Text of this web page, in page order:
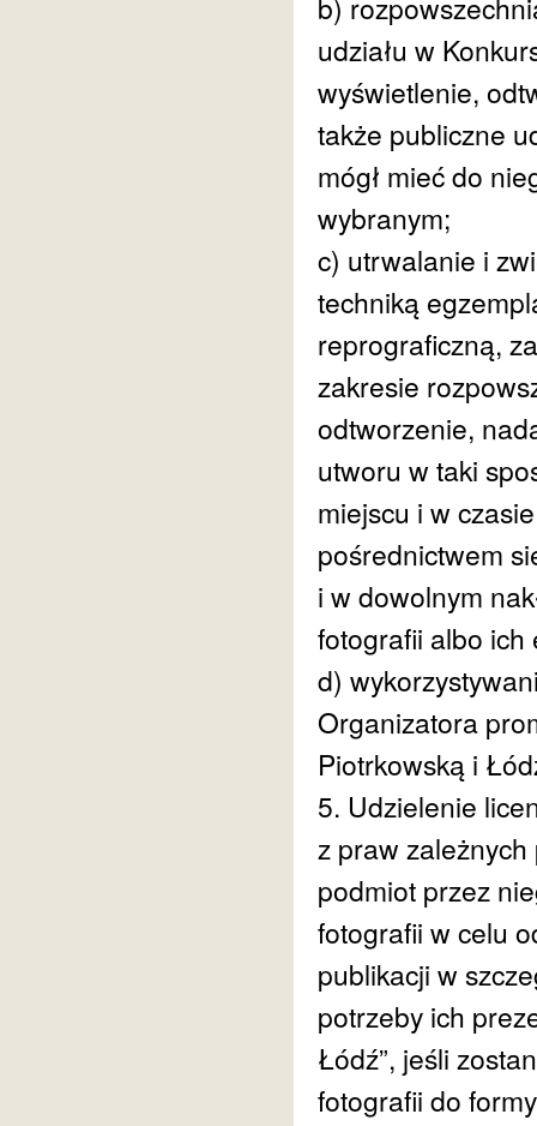
udziału w
wyświetlenie,
także publiczne
mógł mieć do
wybranym;
c) utrwalanie i
techniką
reprograficzną,
zakresie
odtworzenie,
utworu w taki
miejscu i w
pośrednictwem
i w dowolnym
fotografii albo ich
d)
Organizatora
Piotrkowską i
5. Udzielenie
z praw
podmiot przez
fotografii w celu
publikacji w
potrzeby ich
Łódź”, jeśli
fotografii do